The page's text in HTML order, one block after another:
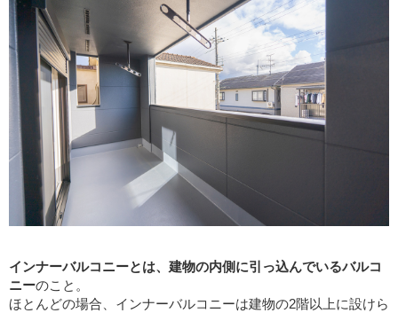
インナーバルコニーとは、建物の内側に引っ込んでいるバルコ
ニーのこと。
ほとんどの場合、インナーバルコニーは建物の2階以上に設けら